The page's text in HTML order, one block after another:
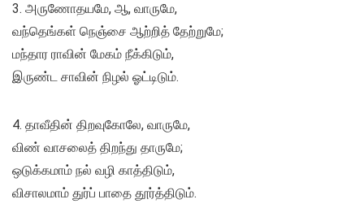
3. அருணோதயமே, ஆ, வாருமே,
வந்தெங்கள் நெஞ்சை ஆற்றித் தேற்றுமே;
மந்தார ராவின் மேகம் நீக்கிடும்,
இருண்ட சாவின் நிழல் ஓட்டிடும்.
4. தாவீதின் திறவுகோலே, வாருமே,
விண் வாசலைத் திறந்து தாருமே;
ஒடுக்கமாம் நல் வழி காத்திடும்,
விசாலமாம் துர்ப் பாதை தூர்த்திடும்.